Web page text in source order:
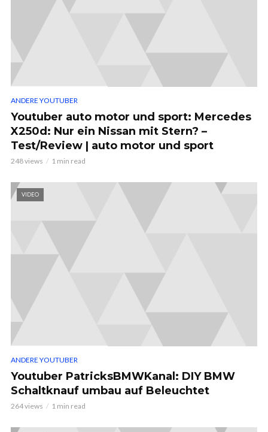
ANDERE YOUTUBER
Youtuber auto motor und sport: Mercedes
X250d: Nur ein Nissan mit Stern? –
Test/Review | auto motor und sport
248 views 1 min read
VIDEO
ANDERE YOUTUBER
Youtuber PatricksBMWKanal: DIY BMW
Schaltknauf umbau auf Beleuchtet
264 views 1 min read